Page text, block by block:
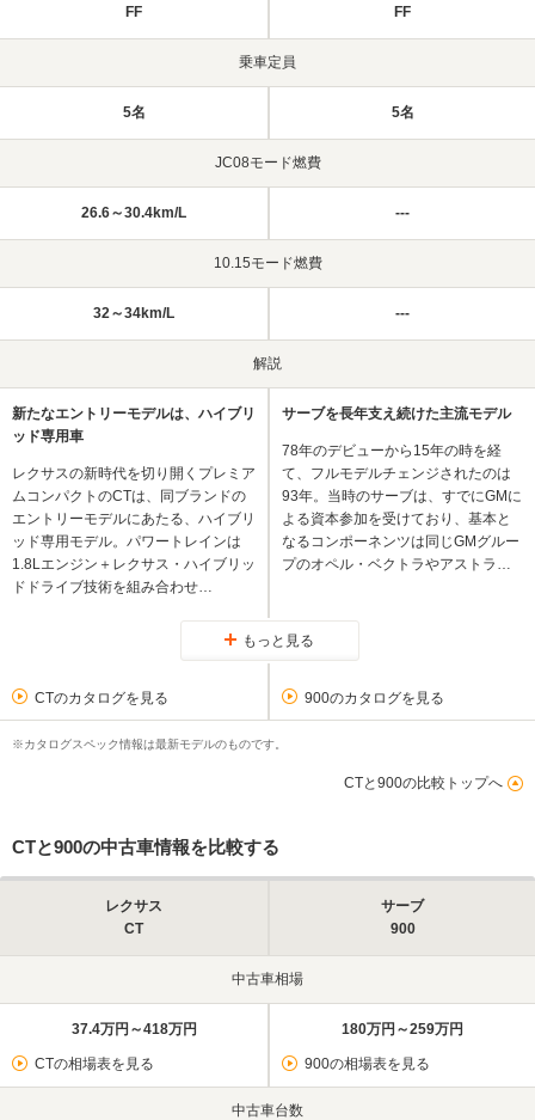
FF FF
乗車定員
5名 5名
JC08モード燃費
26.6～30.4km/L ---
10.15モード燃費
32～34km/L ---
解説
新たなエントリーモデルは、ハイブリ
ッド専用車
レクサスの新時代を切り開くプレミア
ムコンパクトのCTは、同ブランドの
エントリーモデルにあたる、ハイブリ
ッド専用モデル。パワートレインは
1.8Lエンジン＋レクサス・ハイブリッ
ドドライブ技術を組み合わせ…
サーブを長年支え続けた主流モデル
78年のデビューから15年の時を経
て、フルモデルチェンジされたのは
93年。当時のサーブは、すでにGMに
よる資本参加を受けており、基本と
なるコンポーネンツは同じGMグルー
プのオペル・ベクトラやアストラ…
もっと見る
CTのカタログを見る 900のカタログを見る
※カタログスペック情報は最新モデルのものです。
CTと900の比較トップへ
CTと900の中古車情報を比較する
レクサス
CT
サーブ
900
中古車相場
37.4万円～418万円
CTの相場表を見る
180万円～259万円
900の相場表を見る
中古車台数